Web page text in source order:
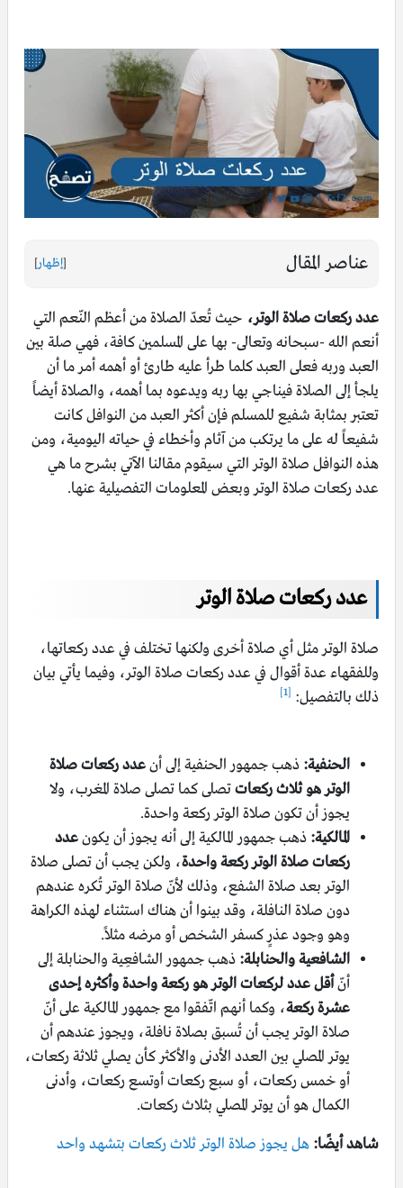
عناصر المقال [إظهار]
عدد ركعات صلاة الوتر، حيث تُعدّ الصلاة من أعظم النّعم التي
أنعم الله -سبحانه وتعالى- بها على المسلمين كافة، فهي صلة بين
العبد وربه فعلى العبد كلما طرأ عليه طارئ أو أهمه أمر ما أن
يلجأ إلى الصلاة فيناجي بها ربه ويدعوه بما أهمه، والصلاة أيضاً
تعتبر بمثابة شفيع للمسلم فإن أكثر العبد من النوافل كانت
شفيعاً له على ما يرتكب من آثام وأخطاء في حياته اليومية، ومن
هذه النوافل صلاة الوتر التي سيقوم مقالنا الآتي بشرح ما هي
عدد ركعات صلاة الوتر وبعض المعلومات التفصيلية عنها.
عدد ركعات صلاة الوتر
صلاة الوتر مثل أي صلاة أخرى ولكنها تختلف في عدد ركعاتها،
وللفقهاء عدة أقوال في عدد ركعات صلاة الوتر، وفيما يأتي بيان
ذلك بالتفصيل: [1]
الحنفية: ذهب جمهور الحنفية إلى أنعدد ركعات صلاة
الوتر هو ثلاث ركعاتتصلى كما تصلى صلاة المغرب، ولا
يجوز أن تكون صلاة الوتر ركعة واحدة.
المالكية: ذهب جمهور المالكية إلى أنه يجوز أن يكونعدد
ركعات صلاة الوتر ركعة واحدة، ولكن يجب أن تصلى صلاة
الوتر بعد صلاة الشفع، وذلك لأنّ صلاة الوتر تُكره عندهم
دون صلاة النافلة، وقد بينوا أن هناك استثناء لهذه الكراهة
وهو وجود عذرٍ كسفر الشخص أو مرضه مثلاً.
الشافعية والحنابلة: ذهب جمهور الشافعِية والحنابلة إلى
أنّأقل عدد لركعات الوتر هو ركعة واحدة وأكثره إحدى
عشرة ركعة، وكما أنهم اتّفقوا مع جمهور المالكية على أنّ
صلاة الوتر يجب أن تُسبق بصلاة نافلة، ويجوز عندهم أن
يوتر المصلي بين العدد الأدنى والأكثر كأن يصلي ثلاثة ركعات،
أو خمس ركعات، أو سبع ركعات أوتسع ركعات، وأدنى
الكمال هو أن يوتر المصلي بثلاث ركعات.
شاهد أيضًا: هل يجوز صلاة الوتر ثلاث ركعات بتشهد واحد